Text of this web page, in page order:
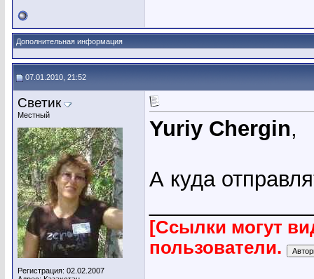
Дополнительная информация
07.01.2010, 21:52
Светик
Местный
Регистрация: 02.02.2007
Yuriy Chergin,
А куда
[Ссылки могут
пользователи.